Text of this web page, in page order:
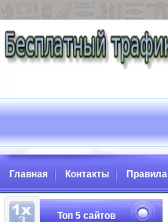
Главная Контакты Правила
Топ 5 сайтов